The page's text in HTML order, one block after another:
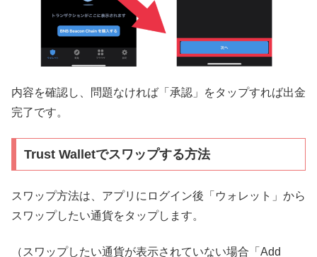
内容を確認し、問題なければ「承認」をタップすれば出金
完了です。
Trust Walletでスワップする方法
スワップ方法は、アプリにログイン後「ウォレット」から
スワップしたい通貨をタップします。
（スワップしたい通貨が表示されていない場合「Add